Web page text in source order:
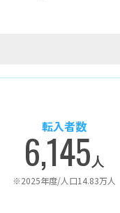
転入者数
6,145人
※2025年度/人口14.83万人